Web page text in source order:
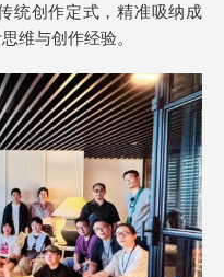
统创作定式，精准吸纳成
维与创作经验。